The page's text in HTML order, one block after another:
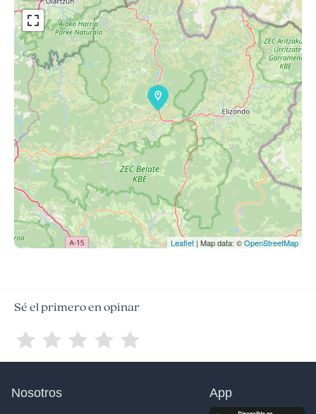
Leaflet | Map data: ©OpenStreetMap
Sé el primero en opinar
Nosotros App